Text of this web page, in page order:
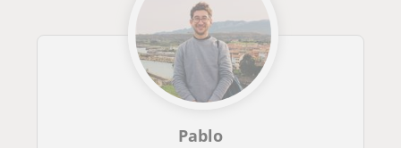
Pablo